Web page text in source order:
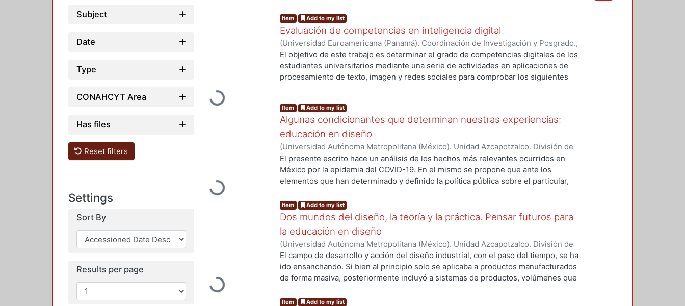
Subject
Date
Type
CONAHCYT Area
Has files
Reset filters
Settings
Sort By
Results per page
Loading...
Item Add to my list
Evaluación de competencias en inteligencia digital
(Universidad Euroamericana (Panamá). Coordinación de Investigación y Posgrado.,
2023-06)Burgos Vargas, Marcela;Garmendia Ramírez, Gustavo Iván;Sánchez de
Antuñano Barranco, Jorge Manuel Alejandro
El objetivo de este trabajo es determinar el grado de competencias digitales de los
estudiantes universitarios mediante una serie de actividades en aplicaciones de
procesamiento de texto, imagen y redes sociales para comprobar los siguientes
la licenciatura en Diseño de la Comunicación Gráfica en la Universidad Autónoma
Metropolitana, Unidad Azcapotzalco. Es un estudio exploratorio del cual se podrá
verificar y obtener información de la pertinencia del instrumento de diagnóstico,
los aspectos a evaluar y la dinámica de las actividades. Los resultados preliminares
mostraron que en un mayor porcentaje los estudiantes poseen habilidades de 3
puntos-buena destreza.
Loading...
Item Add to my list
Algunas condicionantes que determinan nuestras experiencias:
educación en diseño
(Universidad Autónoma Metropolitana (México). Unidad Azcapotzalco. División de
Ciencias y Artes para el Diseño.,2022)Revueltas Valle, José S.
El presente escrito hace un análisis de los hechos más relevantes ocurridos en
México por la epidemia del COVID-19. En el mismo se propone que ante los
elementos que han determinado y definido la política pública sobre el particular,
la educación como valor propio de la cultura mexicana.
Loading...
Item Add to my list
Dos mundos del diseño, la teoría y la práctica. Pensar futuros para
la educación en diseño
(Universidad Autónoma Metropolitana (México). Unidad Azcapotzalco. División de
Ciencias y Artes para el Diseño. ,2022)Rodríguez Martínez, Jorge;Gutiérrez Ruiz,
Francisco Javier
El campo de desarrollo y acción del diseño industrial, con el paso del tiempo, se ha
ido ensanchando. Si bien al principio solo se aplicaba a productos manufacturados
de forma masiva, posteriormente incluyó a sistemas de productos, volúmenes que
hasta experiencias. El diseño ha evolucionado en pocas décadas al cambiar su
Item Add to my list